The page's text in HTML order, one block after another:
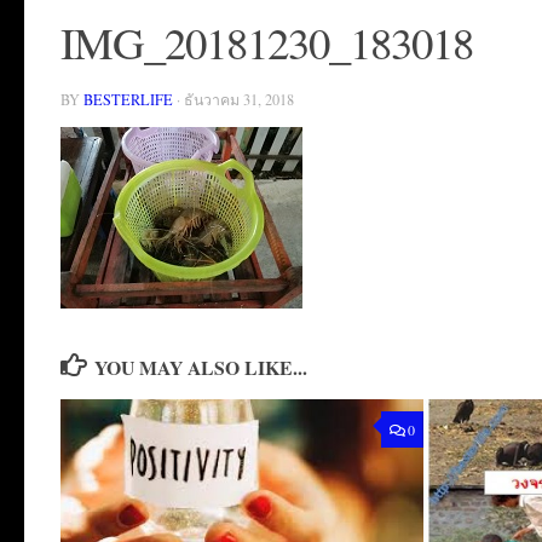
IMG_20181230_183018
BY BESTERLIFE · ธันวาคม 31, 2018
YOU MAY ALSO LIKE...
0